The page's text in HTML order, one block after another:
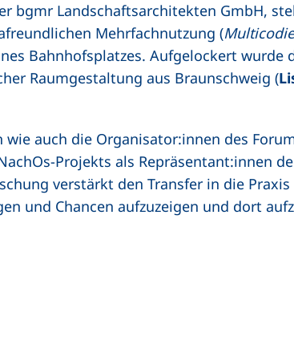
bgmr Landschaftsarchitekten GmbH,
Mehrfachnutzung (
Bahnhofsplatzes. Aufgelockert wurde
Raumgestaltung aus Braunschweig (
auch die Organisator:innen des
Projekts als Repräsentant:innen
verstärkt den Transfer in die
und Chancen aufzuzeigen und dort
neues Fenster)
öffnet neues Fenster)